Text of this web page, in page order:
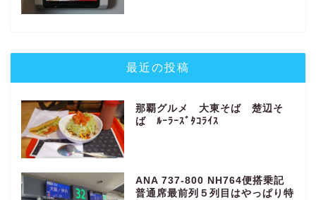
最近の投稿
那覇グルメ 大東そば 楚辺そ
ば ﾙｰﾗｰｽﾞﾀｺﾗｲｽ
ANA 737-800 NH764便搭乗記
普通席最前列５列目はやっぱり特